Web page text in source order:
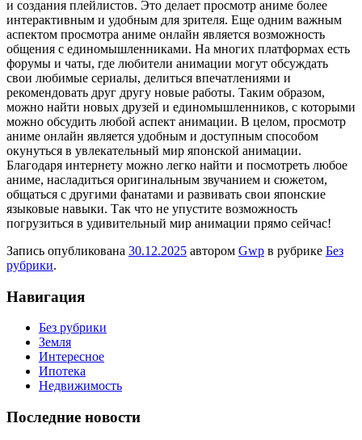
и создания плейлистов. Это делает просмотр аниме более
интерактивным и удобным для зрителя. Еще одним важным
аспектом просмотра аниме онлайн является возможность
общения с единомышленниками. На многих платформах есть
форумы и чаты, где любители анимации могут обсуждать
свои любимые сериалы, делиться впечатлениями и
рекомендовать друг другу новые работы. Таким образом,
можно найти новых друзей и единомышленников, с которыми
можно обсудить любой аспект анимации. В целом, просмотр
аниме онлайн является удобным и доступным способом
окунуться в увлекательный мир японской анимации.
Благодаря интернету можно легко найти и посмотреть любое
аниме, насладиться оригинальным звучанием и сюжетом,
общаться с другими фанатами и развивать свои японские
языковые навыки. Так что не упустите возможность
погрузиться в удивительный мир анимации прямо сейчас!
Запись опубликована 30.12.2025 автором Gwp в рубрике Без
рубрики.
Навигация
Без рубрики
Земля
Интересное
Ипотека
Недвижимость
Последние новости